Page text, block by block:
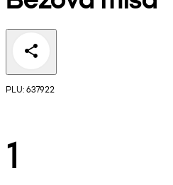
PLU: 637922
1